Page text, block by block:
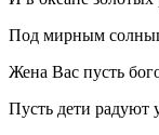
Под мирным
Жена Вас пусть
Пусть дети радуют